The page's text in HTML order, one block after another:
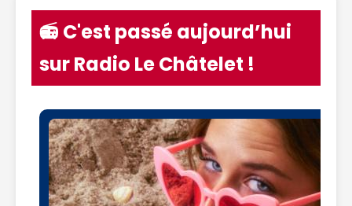
📻 C'est passé aujourd’hui
sur Radio Le Châtelet !